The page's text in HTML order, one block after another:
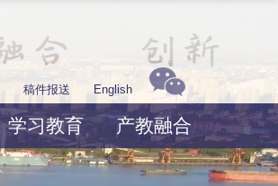
稿件报送 English
学习教育 产教融合